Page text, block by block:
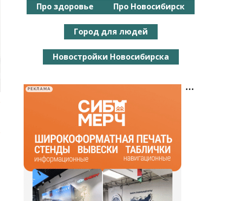
Про здоровье Про Новосибирск
Город для людей
Новостройки Новосибирска
РЕКЛАМА